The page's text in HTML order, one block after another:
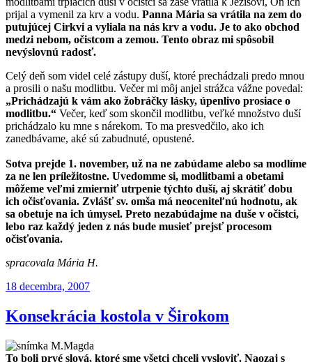
prijal a vymenil za krv a vodu. Panna Mária sa vrátila na zem do
putujúcej Cirkvi a vyliala na nás krv a vodu. Je to ako obchod
medzi nebom, očistcom a zemou. Tento obraz mi spôsobil
nevýslovnú radosť.
Celý deň som videl celé zástupy duší, ktoré prechádzali predo mnou
a prosili o našu modlitbu. Večer mi môj anjel strážca vážne povedal:
„Prichádzajú k vám ako žobráčky lásky, úpenlivo prosiace o
modlitbu.“ Večer, keď som skončil modlitbu, veľké množstvo duší
prichádzalo ku mne s nárekom. To ma presvedčilo, ako ich
zanedbávame, aké sú zabudnuté, opustené.
Sotva prejde 1. november, už na ne zabúdame alebo sa modlíme
za ne len príležitostne. Uvedomme si, modlitbami a obetami
môžeme veľmi zmierniť utrpenie týchto duší, aj skrátiť dobu
ich očisťovania. Zvlášť sv. omša má neoceniteľnú hodnotu, ak
sa obetuje na ich úmysel. Preto nezabúdajme na duše v očistci,
lebo raz každý jeden z nás bude musieť prejsť procesom
očisťovania.
spracovala Mária H.
Publikované
18 decembra, 2007
Konsekrácia kostola v Širokom
To boli prvé slová, ktoré sme všetci chceli vysloviť. Naozaj s